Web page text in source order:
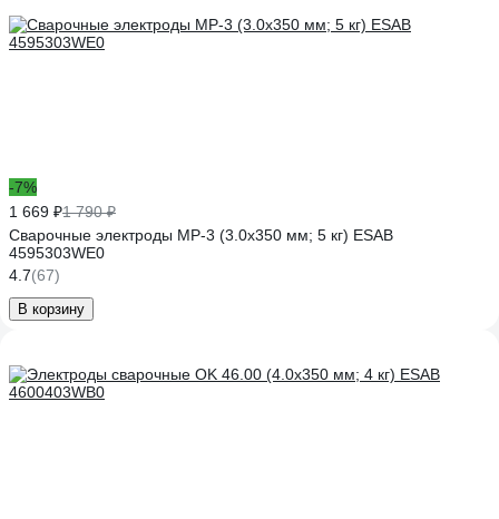
-7%
1 669 ₽1 790 ₽
Сварочные электроды МР-3 (3.0x350 мм; 5 кг) ESAB
4595303WE0
4.7(67)
В корзину